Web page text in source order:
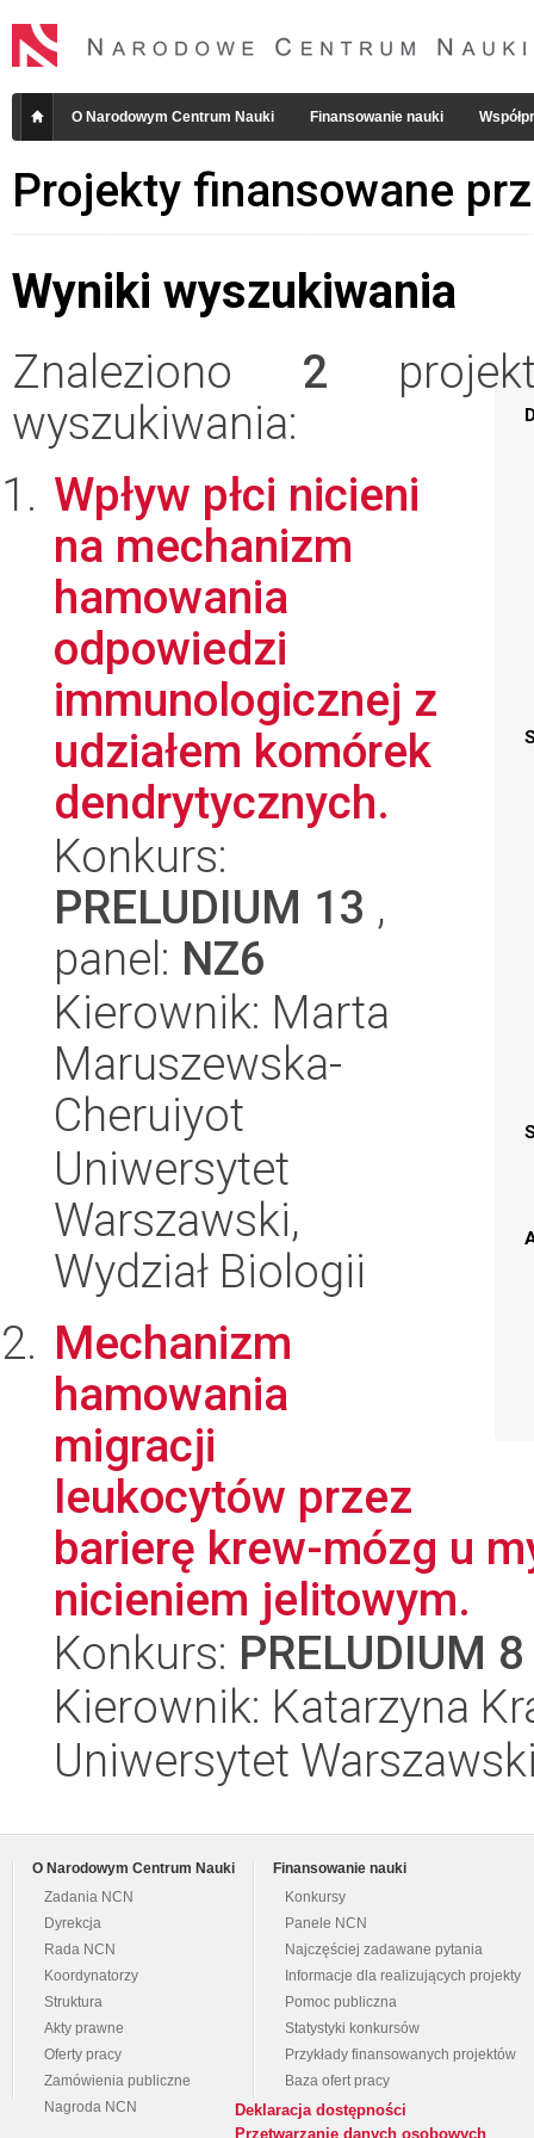
O Narodowym Centrum Nauki Finansowanie nauki
Projekty finansowane
Wyniki wyszukiwania
Znaleziono 2
wyszukiwania:
Wpływ płci nicieni
na mechanizm
hamowania
odpowiedzi
immunologicznej z
udziałem komórek
dendrytycznych.
Konkurs:
PRELUDIUM 13 ,
panel: NZ6
Kierownik: Marta
Maruszewska-
Cheruiyot
Uniwersytet
Warszawski,
Wydział Biologii
Mechanizm
hamowania
migracji
leukocytów przez
barierę krew-mózg u
nicieniem jelitowym.
Konkurs: PRELUDIUM 8
Kierownik: Katarzyna
Uniwersytet
O Narodowym Centrum Nauki
Zadania NCN
Dyrekcja
Rada NCN
Koordynatorzy
Struktura
Akty prawne
Oferty pracy
Zamówienia publiczne
Nagroda NCN
Finansowanie nauki
Konkursy
Panele NCN
Najczęściej zadawane pytania
Informacje dla realizujących projekty
Pomoc publiczna
Statystyki konkursów
Przykłady finansowanych projektów
Baza ofert pracy
Deklaracja dostępności
Przetwarzanie danych osobowych